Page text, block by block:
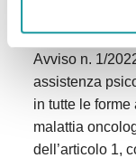
Avviso n. 1/
assistenza
in tutte le
malattia
dell’articolo 1,